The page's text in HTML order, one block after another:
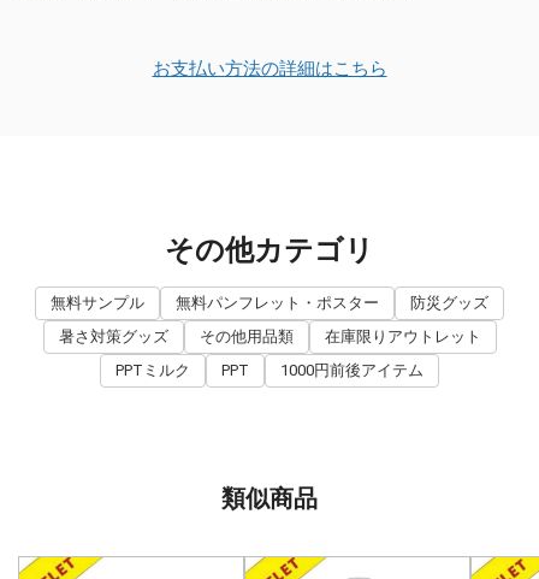
お支払い方法の詳細はこちら
その他カテゴリ
無料サンプル 無料パンフレット・ポスター
防災グッズ
暑さ対策グッズ
その他用品類
在庫限りアウトレット
PPTミルク
PPT 1000円前後アイテム
類似商品